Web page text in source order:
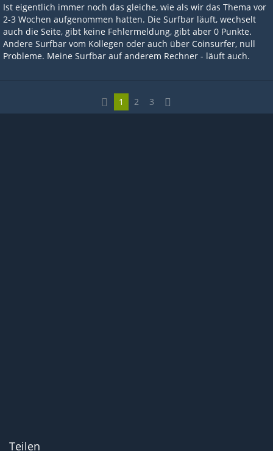
Ist eigentlich immer noch das gleiche, wie als wir das Thema vor
2-3 Wochen aufgenommen hatten. Die Surfbar läuft, wechselt
auch die Seite, gibt keine Fehlermeldung, gibt aber 0 Punkte.
Andere Surfbar vom Kollegen oder auch über Coinsurfer, null
Probleme. Meine Surfbar auf anderem Rechner - läuft auch.
1 2 3
Teilen